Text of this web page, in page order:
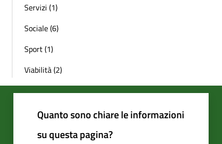
Servizi (1)
Sociale (6)
Sport (1)
Viabilità (2)
Quanto sono chiare le informazioni
su questa pagina?